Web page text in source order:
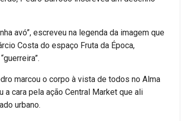
avó”, escreveu na legenda da imagem que
Costa do espaço Fruta da Época,
marcou o corpo à vista de todos no Alma
a cara pela ação Central Market que ali
urbano.